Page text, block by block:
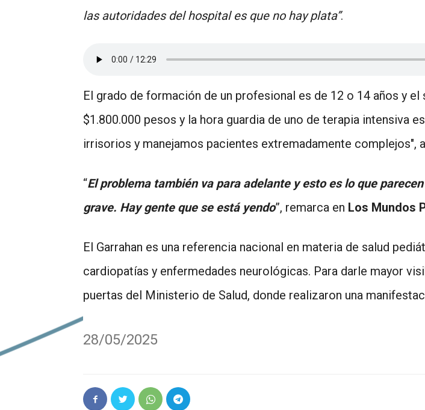
las autoridades del hospital es que no hay plata”.
El grado de formación de un profesional es de 12 o 14 años y
$1.800.000 pesos y la hora guardia de uno de terapia intensiva
irrisorios y manejamos pacientes extremadamente complejos",
“El problema también va para adelante y esto es lo que
grave. Hay gente que se está yendo”, remarca en Los Mundos
El Garrahan es una referencia nacional en materia de salud
cardiopatías y enfermedades neurológicas. Para darle mayor
puertas del Ministerio de Salud, donde realizaron una
28/05/2025